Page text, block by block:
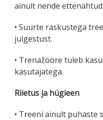
ainult nende
• Suurte raskustega
julgestust.
• Trenažööre tuleb
kasutajatega.
Riietus ja hügieen
• Treeni ainult puhaste